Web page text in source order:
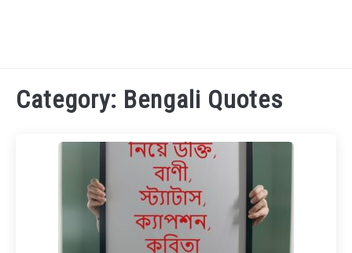
TECHNOLOGY
Category: Bengali Quotes